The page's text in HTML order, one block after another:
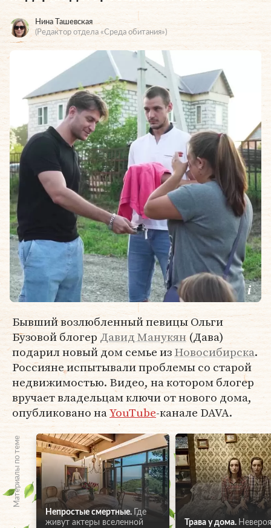
Нина Ташевская
(Редактор отдела «Среда обитания»)
Бывший возлюбленный певицы Ольги
Бузовой блогер Давид Манукян(Дава)
подарил новый дом семье изНовосибирска.
Россияне испытывали проблемы со старой
недвижимостью. Видео, на котором блогер
вручает владельцам ключи от нового дома,
опубликовано наYouTube-канале DAVA.
Материалы по теме
Непростые смертные. Где
живут актеры вселенной
Трава у дома.